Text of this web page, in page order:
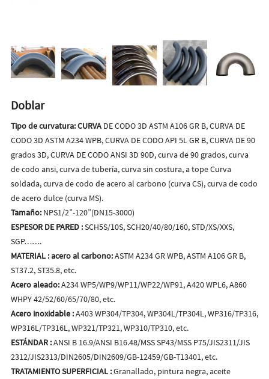
Doblar
Tipo de curvatura: CURVADE CODO 3D ASTM A106 GR B, CURVA DE
CODO 3D ASTM A234 WPB, CURVA DE CODO API 5L GR B, CURVA DE 90
grados 3D, CURVA DE CODO ANSI 3D 90D, curva de 90 grados, curva
de codo ansi, curva de tubería, curva sin costura, a tope Curva
soldada, curva de codo de acero al carbono (curva CS), curva de codo
de acero dulce (curva MS).
Tamaño:NPS1/2”-120”(DN15-3000)
ESPESOR DE PARED :SCH5S/10S, SCH20/40/80/160, STD/XS/XXS,
SGP…….
MATERIAL : acero al carbono:ASTM A234 GR WPB, ASTM A106 GR B,
ST37.2, ST35.8, etc.
Acero aleado:A234 WP5/WP9/WP11/WP22/WP91, A420 WPL6, A860
WHPY 42/52/60/65/70/80, etc.
Acero inoxidable :A403 WP304/TP304, WP304L/TP304L, WP316/TP316,
WP316L/TP316L, WP321/TP321, WP310/TP310, etc.
ESTÁNDAR:ANSI B 16.9/ANSI B16.48/MSS SP43/MSS P75/JIS2311/JIS
2312/JIS2313/DIN2605/DIN2609/GB-12459/GB-T13401, etc.
TRATAMIENTO SUPERFICIAL :Granallado, pintura negra, aceite